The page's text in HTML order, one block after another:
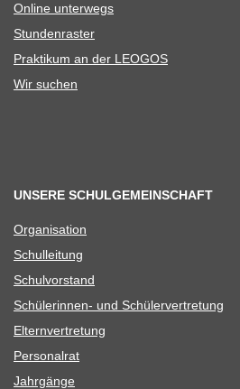
Online unter­wegs
Stun­den­ras­ter
Prak­ti­kum an der LEOGOS
Wir suchen
UNSERE SCHULGEMEINSCHAFT
Orga­ni­sa­tion
Schul­lei­tung
Schul­vor­stand
Schü­le­rin­nen- und Schülervertretung
Eltern­ver­tre­tung
Per­so­nal­rat
Jahr­gänge